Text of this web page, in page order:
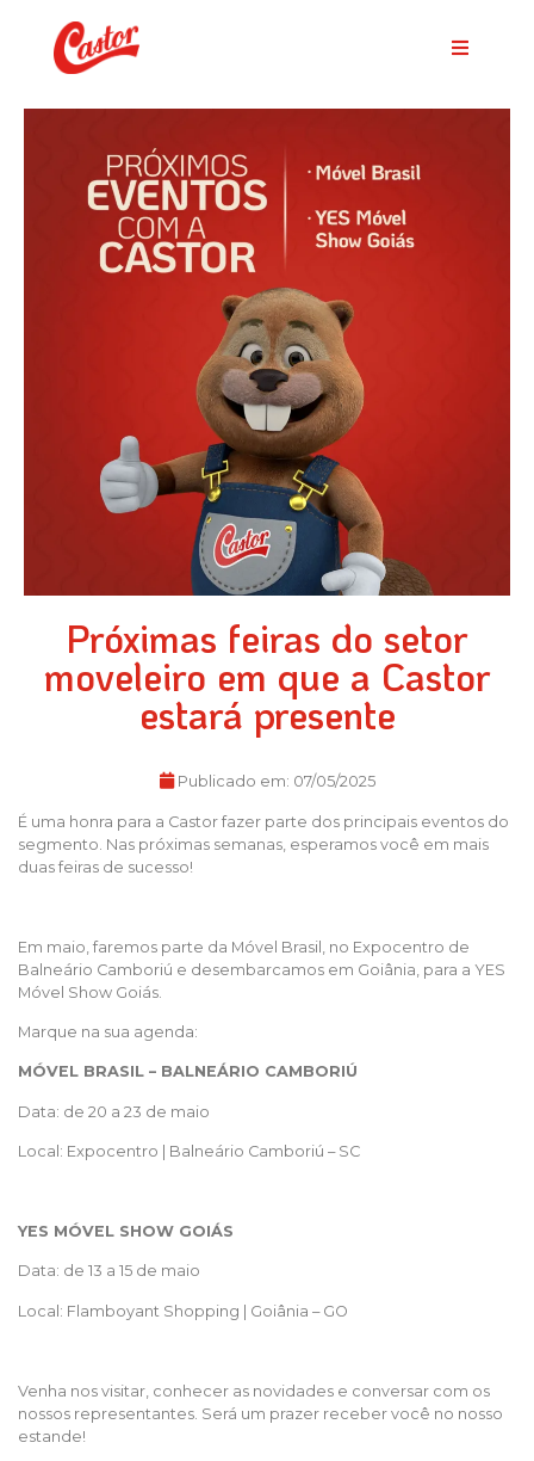
Próximas feiras do setor
moveleiro em que a Castor
estará presente
Publicado em: 07/05/2025
É uma honra para a Castor fazer parte dos principais eventos do
segmento. Nas próximas semanas, esperamos você em mais
duas feiras de sucesso!
Em maio, faremos parte da Móvel Brasil, no Expocentro de
Balneário Camboriú e desembarcamos em Goiânia, para a YES
Móvel Show Goiás.
Marque na sua agenda:
MÓVEL BRASIL – BALNEÁRIO CAMBORIÚ
Data: de 20 a 23 de maio
Local: Expocentro | Balneário Camboriú – SC
YES MÓVEL SHOW GOIÁS
Data: de 13 a 15 de maio
Local: Flamboyant Shopping | Goiânia – GO
Venha nos visitar, conhecer as novidades e conversar com os
nossos representantes. Será um prazer receber você no nosso
estande!